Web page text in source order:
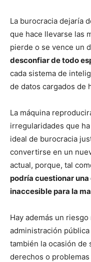
La burocracia dejaría
que hace llevarse las
pierde o se vence un
desconfiar de todo
cada sistema de
de datos cargados de
La máquina
irregularidades que
ideal de burocracia
convertirse en un
actual, porque, tal
podría cuestionar
inaccesible para la
Hay además un
administración
también la ocasión de
derechos o